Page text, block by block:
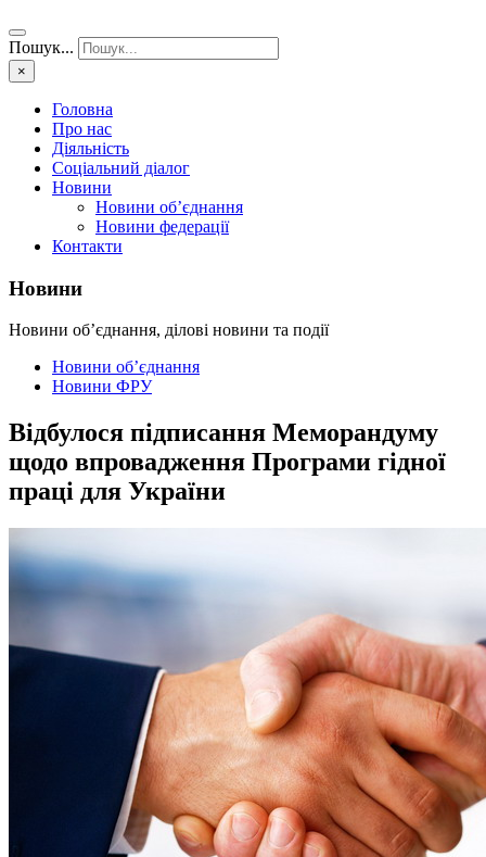
Пошук...
×
Головна
Про нас
Діяльність
Соціальний діалог
Новини
Новини об’єднання
Новини федерації
Контакти
Новини
Новини об’єднання, ділові новини та події
Новини об’єднання
Новини ФРУ
Відбулося підписання Меморандуму
щодо впровадження Програми гідної
праці для України